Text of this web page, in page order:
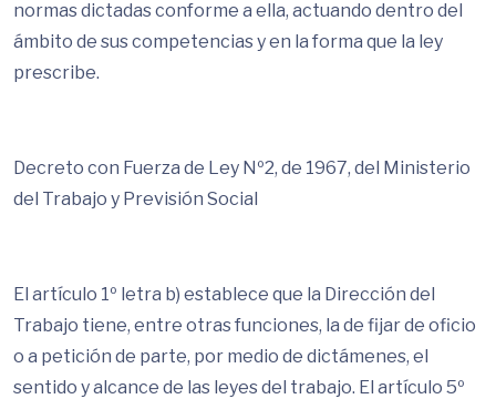
normas dictadas conforme a ella, actuando dentro del
ámbito de sus competencias y en la forma que la ley
prescribe.
Decreto con Fuerza de Ley Nº2, de 1967, del Ministerio
del Trabajo y Previsión Social
El artículo 1º letra b) establece que la Dirección del
Trabajo tiene, entre otras funciones, la de fijar de oficio
o a petición de parte, por medio de dictámenes, el
sentido y alcance de las leyes del trabajo. El artículo 5º